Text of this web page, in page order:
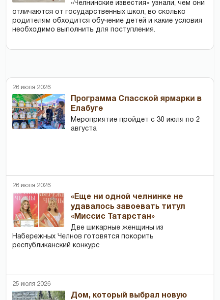
«Челнинские известия» узнали, чем они
отличаются от государственных школ, во сколько
родителям обходится обучение детей и какие условия
необходимо выполнить для поступления.
26 июля 2026
Программа Спасской ярмарки в
Елабуге
Мероприятие пройдет с 30 июля по 2
августа
26 июля 2026
«Еще ни одной челнинке не
удавалось завоевать титул
«Миссис Татарстан»
Две шикарные женщины из
Набережных Челнов готовятся покорить
республиканский конкурс
25 июля 2026
Дом, который выбрал новую